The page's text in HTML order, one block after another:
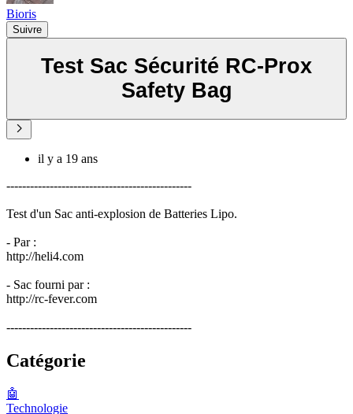
Bioris
Suivre
Test Sac Sécurité RC-Prox
Safety Bag
il y a 19 ans
-----------------------------------------------
Test d'un Sac anti-explosion de Batteries Lipo.
- Par :
http://heli4.com
- Sac fourni par :
http://rc-fever.com
-----------------------------------------------
Catégorie
🤖
Technologie